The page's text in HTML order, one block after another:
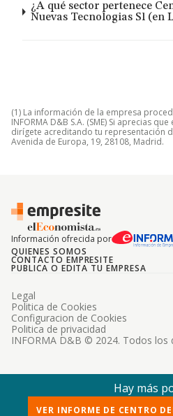
¿A qué sector pertenece
Nuevas Tecnologias Sl (en
(1) La información de la empresa
INFORMA D&B S.A. (SME) Si aprecias
dirígete acreditando tu representación
Avenida de Europa, 19, 28108, Madrid.
Información ofrecida por
QUIENES SOMOS
CONTACTO EMPRESITE
PUBLICA O EDITA TU EMPRESA
INFORMA D&B © 2024. Todos los
Legal
Politica de Cookies
Configuracion de Cookies
Politica de privacidad
Hay más
VER INFORME DE CENTRO